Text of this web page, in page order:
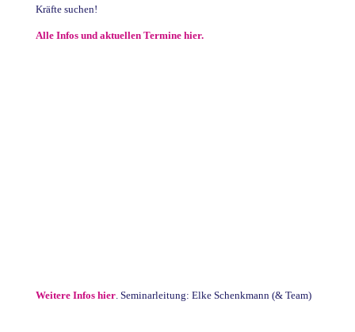
Kräfte suchen!
Alle Infos und aktuellen Termine hier.
Weitere Infos hier. Seminarleitung: Elke Schenkmann (& Team)